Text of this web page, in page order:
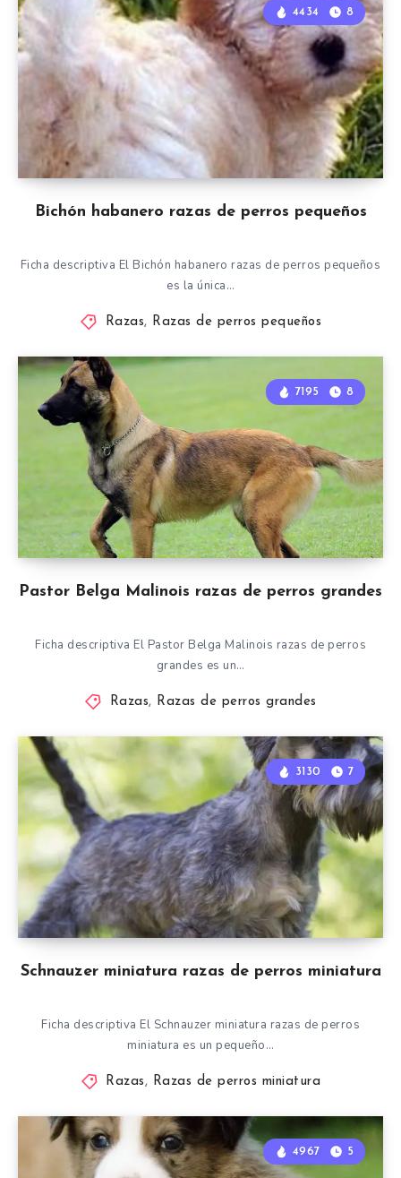
Bichón habanero razas de perros pequeños
4434 8
Ficha descriptiva El Bichón habanero razas de perros pequeños
es la única…
Razas, Razas de perros pequeños
Pastor Belga Malinois razas de perros grandes
7195 8
Ficha descriptiva El Pastor Belga Malinois razas de perros
grandes es un…
Razas, Razas de perros grandes
Schnauzer miniatura razas de perros miniatura
3130 7
Ficha descriptiva El Schnauzer miniatura razas de perros
miniatura es un pequeño…
Razas, Razas de perros miniatura
4967 5